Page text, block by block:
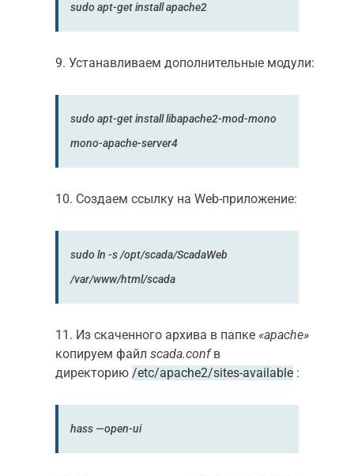
sudo apt-get install apache2
9. Устанавливаем дополнительные модули:
sudo apt-get install libapache2-mod-mono
mono-apache-server4
10. Создаем ссылку на Web-приложение:
sudo ln -s /opt/scada/ScadaWeb
/var/www/html/scada
11. Из скаченного архива в папке «apache»
копируем файл scada.confв
директорию /etc/apache2/sites-available :
hass —open-ui